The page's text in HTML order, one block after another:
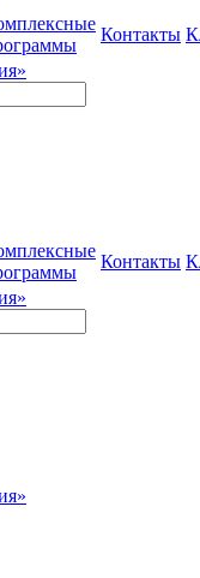
Контакты
Контакты